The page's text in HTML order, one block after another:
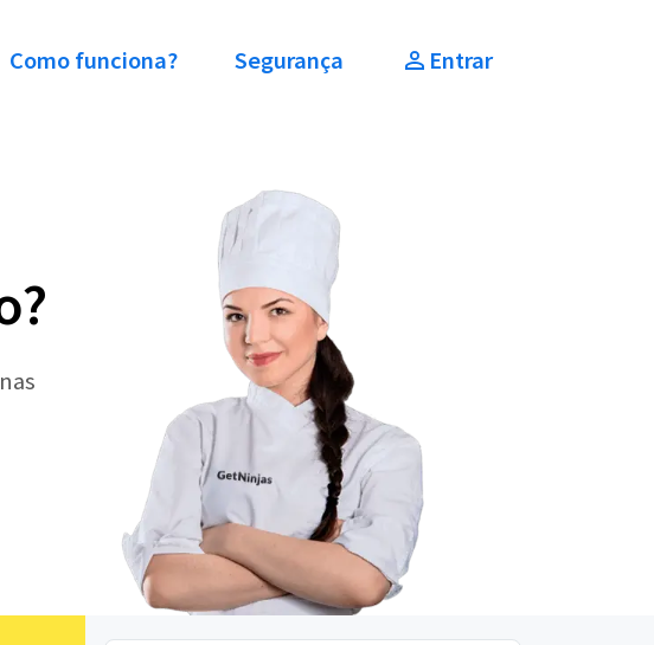
Como funciona? Segurança Entrar